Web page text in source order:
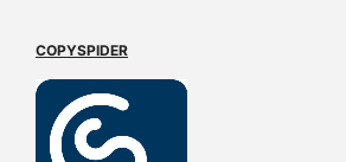
COPYSPIDER